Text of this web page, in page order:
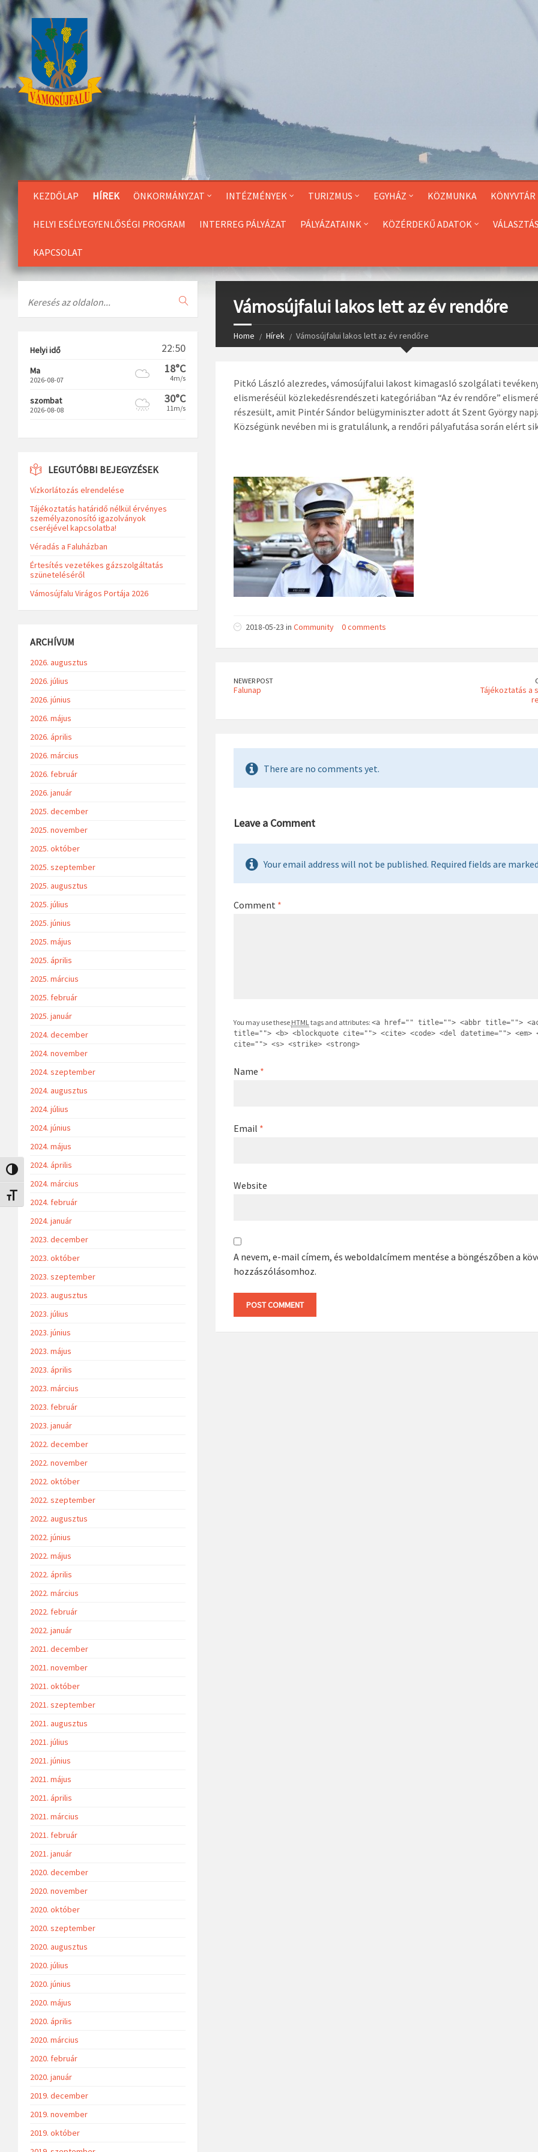
Skip
to
Content
Nagy kontraszt váltása
Betűméret váltása
KEZDŐLAP HÍREK ÖNKORMÁNYZAT INTÉZMÉNYEK TURIZMUS EGYHÁZ KÖZMUNKA KÖNYVTÁR
HELYI ESÉLYEGYENLŐSÉGI PROGRAM INTERREG PÁLYÁZAT PÁLYÁZATAINK KÖZÉRDEKŰ ADATOK
KAPCSOLAT
Vámosújfalui lakos lett az év rendőre
Home Hírek Vámosújfalui lakos lett az év rendőre
Pitkó László alezredes, vámosújfalui lakost kimagasló szolgálati
elismeréséül közlekedésrendészeti kategóriában “Az év rendőre”
részesült, amit Pintér Sándor belügyminiszter adott át Szent György
Községünk nevében mi is gratulálunk, a rendőri pályafutása során elért
2018-05-23 in Community 0 comments
NEWER POST
Falunap
Tájékoztatás a
There are no comments yet.
Leave a Comment
Your email address will not be published. Required fields are
Comment *
You may use these HTML tags and attributes: <a href="" title=""> <abbr title="">
title=""> <b> <blockquote cite=""> <cite> <code> <del datetime=""> <em>
cite=""> <s> <strike> <strong>
Name *
Email *
Website
A nevem, e-mail címem, és weboldalcímem mentése a böngészőben a
hozzászólásomhoz.
Helyi idő 22:50
Ma
2026-08-07
18°C
4m/s
szombat
2026-08-08
30°C
11m/s
LEGUTÓBBI BEJEGYZÉSEK
Vízkorlátozás elrendelése
Tájékoztatás határidő nélkül érvényes
személyazonosító igazolványok
cseréjével kapcsolatba!
Véradás a Faluházban
Értesítés vezetékes gázszolgáltatás
szüneteléséről
Vámosújfalu Virágos Portája 2026
ARCHÍVUM
2026. augusztus
2026. július
2026. június
2026. május
2026. április
2026. március
2026. február
2026. január
2025. december
2025. november
2025. október
2025. szeptember
2025. augusztus
2025. július
2025. június
2025. május
2025. április
2025. március
2025. február
2025. január
2024. december
2024. november
2024. szeptember
2024. augusztus
2024. július
2024. június
2024. május
2024. április
2024. március
2024. február
2024. január
2023. december
2023. október
2023. szeptember
2023. augusztus
2023. július
2023. június
2023. május
2023. április
2023. március
2023. február
2023. január
2022. december
2022. november
2022. október
2022. szeptember
2022. augusztus
2022. június
2022. május
2022. április
2022. március
2022. február
2022. január
2021. december
2021. november
2021. október
2021. szeptember
2021. augusztus
2021. július
2021. június
2021. május
2021. április
2021. március
2021. február
2021. január
2020. december
2020. november
2020. október
2020. szeptember
2020. augusztus
2020. július
2020. június
2020. május
2020. április
2020. március
2020. február
2020. január
2019. december
2019. november
2019. október